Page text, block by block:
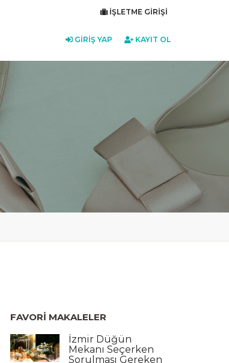
İŞLETME GIRIŞI
KAYIT OL
GIRIŞ YAP
FAVORI MAKALELER
İzmir Düğün
Mekanı Seçerken
Sorulması Gereken